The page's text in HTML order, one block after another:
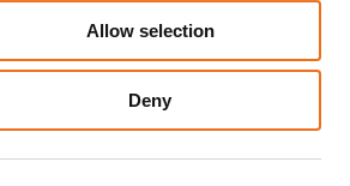
Allow selection
Deny